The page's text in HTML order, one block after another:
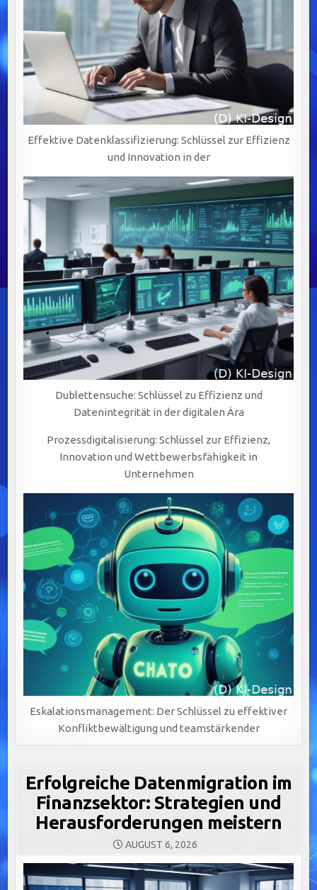
Effektive Datenklassifizierung: Schlüssel zur Effizienz
und Innovation in der
Dublettensuche: Schlüssel zu Effizienz und
Datenintegrität in der digitalen Ära
Prozessdigitalisierung: Schlüssel zur Effizienz,
Innovation und Wettbewerbsfähigkeit in
Unternehmen
Eskalationsmanagement: Der Schlüssel zu effektiver
Konfliktbewältigung und teamstärkender
Erfolgreiche Datenmigration im
Finanzsektor: Strategien und
Herausforderungen meistern
AUGUST 6, 2026